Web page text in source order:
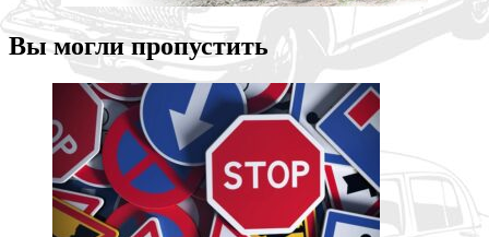
Вы могли пропустить